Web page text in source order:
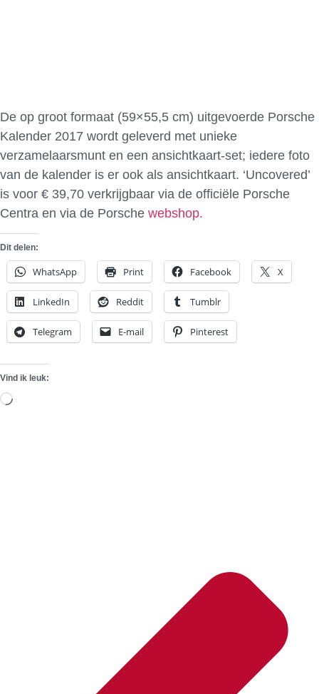
De op groot formaat (59×55,5 cm) uitgevoerde Porsche
Kalender 2017 wordt geleverd met unieke
verzamelaarsmunt en een ansichtkaart-set; iedere foto
van de kalender is er ook als ansichtkaart. ‘Uncovered’
is voor € 39,70 verkrijgbaar via de officiële Porsche
Centra en via de Porsche webshop.
Dit delen:
WhatsApp Print Facebook X
LinkedIn Reddit Tumblr
Telegram E-mail Pinterest
Vind ik leuk:
Aan